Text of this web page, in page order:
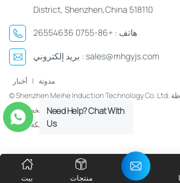
District, Shenzhen,China 518110
هاتف : +86-0755 26554636
بريد إلكتروني : sales@mhgyjs.com
مدونة | أخبار
سياسة الخصوصية
بيت منتجات
Need Help? Chat With
Us